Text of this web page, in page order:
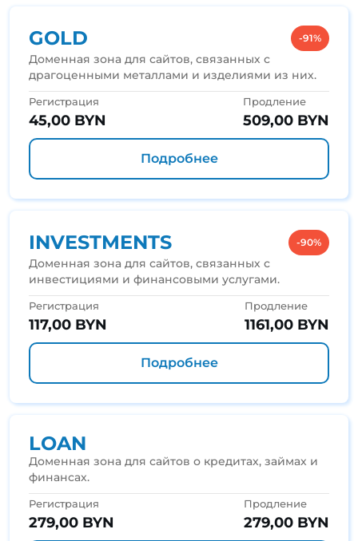
GOLD -91%
Доменная зона для сайтов, связанных с
драгоценными металлами и изделиями из них.
Регистрация
45,00 BYN
Продление
509,00 BYN
Подробнее
INVESTMENTS -90%
Доменная зона для сайтов, связанных с
инвестициями и финансовыми услугами.
Регистрация
117,00 BYN
Продление
1161,00 BYN
Подробнее
LOAN
Доменная зона для сайтов о кредитах, займах и
финансах.
Регистрация
279,00 BYN
Продление
279,00 BYN